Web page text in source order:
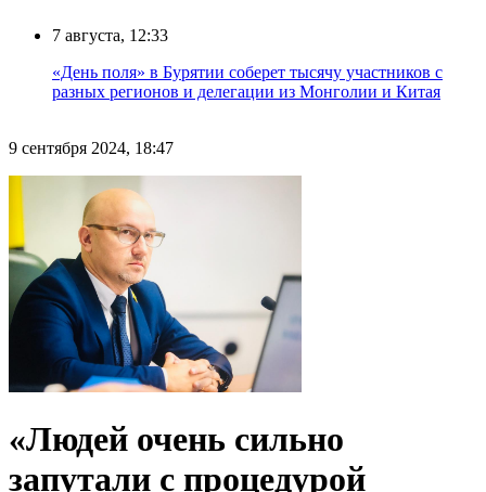
7 августа, 12:33
«День поля» в Бурятии соберет тысячу участников с
разных регионов и делегации из Монголии и Китая
9 сентября 2024, 18:47
«Людей очень сильно
запутали с процедурой